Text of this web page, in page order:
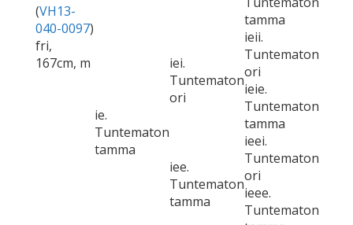
(VH13-
040-0097)
fri,
167cm, m
tamma
ie.
Tuntematon
tamma
iei.
Tuntematon
ori
ieii.
Tuntematon
ori
ieie.
Tuntematon
tamma
iee.
Tuntematon
tamma
ieei.
Tuntematon
ori
ieee.
Tuntematon